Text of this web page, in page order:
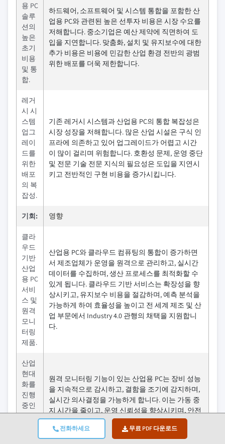
전화하세요 무료 PDF 다운로드
용 PC
솔루
션의
높은
초기
비용
및 통
합.
하드웨어, 소프트웨어 및 시스템 통합을 포함한 산
업용 PC와 관련된 높은 선투자 비용은 시장 수요를
저해합니다. 중소기업은 예산 제약에 직면하여 도
입을 지연합니다. 맞춤화, 설치 및 유지보수에 대한
추가 비용은 비용에 민감한 산업 환경 전반의 광범
위한 배포를 더욱 제한합니다.
레거
시 시
스템
업그
레이
드를
위한
배포
의 복
잡성.
기존 레거시 시스템과 산업용 PC의 통합 복잡성은
시장 성장을 저해합니다. 많은 산업 시설은 구식 인
프라에 의존하고 있어 업그레이드가 어렵고 시간
이 많이 걸리며 위험합니다. 호환성 문제, 운영 중단
및 전문 기술 전문 지식의 필요성은 도입을 지연시
키고 전반적인 구현 비용을 증가시킵니다.
기회: 영향
클라
우드
기반
산업
용 PC
서비
스 및
원격
모니
터링
제품.
산업용 PC와 클라우드 컴퓨팅의 통합이 증가하면
서 제조업체가 운영을 원격으로 관리하고, 실시간
데이터를 수집하며, 생산 프로세스를 최적화할 수
있게 됩니다. 클라우드 기반 서비스는 확장성을 향
상시키고, 유지보수 비용을 절감하며, 예측 분석을
가능하게 하여 효율성을 높이고 전 세계 제조 및 산
업 부문에서 Industry 4.0 관행의 채택을 지원합니
다.
산업
현대
화를
진행
중인
신흥
원격 모니터링 기능이 있는 산업용 PC는 장비 성능
을 지속적으로 감시하고, 결함을 조기에 감지하며,
실시간 의사결정을 가능하게 합니다. 이는 가동 중
지 시간을 줄이고, 운영 신뢰성을 향상시키며, 안전
성을 높입니다. 어디서나 운영을 모니터링할 수 있
는 능력은 지리적으로 분산된 시설을 보유한 산업
에 특히 가치가 있으며, 고급 산업용 PC 솔루션에